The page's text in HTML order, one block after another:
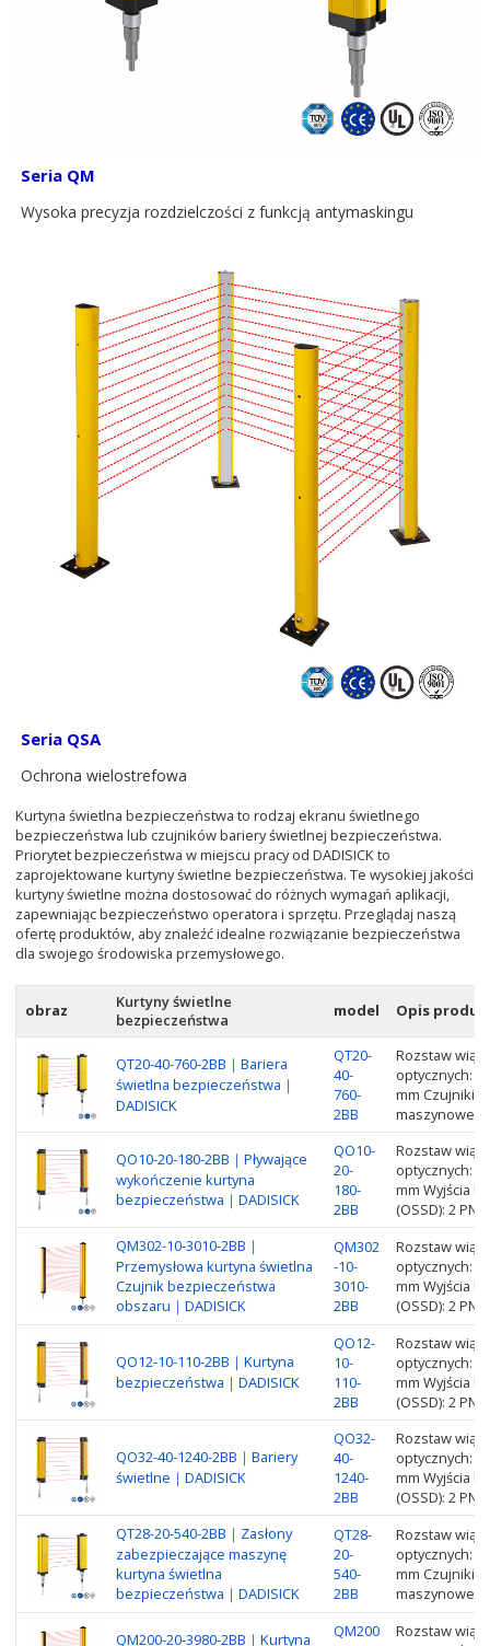
Seria QM
Wysoka precyzja rozdzielczości z funkcją antymaskingu
Seria QSA
Ochrona wielostrefowa
Kurtyna świetlna bezpieczeństwa to rodzaj ekranu świetlnego
bezpieczeństwa lub czujników bariery świetlnej bezpieczeństwa.
Priorytet bezpieczeństwa w miejscu pracy od DADISICK to
zaprojektowane kurtyny świetlne bezpieczeństwa. Te wysokiej jakości
kurtyny świetlne można dostosować do różnych wymagań aplikacji,
zapewniając bezpieczeństwo operatora i sprzętu. Przeglądaj naszą
ofertę produktów, aby znaleźć idealne rozwiązanie bezpieczeństwa
dla swojego środowiska przemysłowego.
obraz
Kurtyny świetlne
bezpieczeństwa
model Opis
QT20-40-760-2BB｜Bariera
świetlna bezpieczeństwa｜
DADISICK
QT20-
40-
760-
2BB
Rozstaw
optycznych:
mm Czujniki
maszynowego
QO10-20-180-2BB｜Pływające
wykończenie kurtyna
bezpieczeństwa｜DADISICK
QO10-
20-
180-
2BB
Rozstaw
optycznych:
mm Wyjścia
(OSSD): 2 PNP
QM302-10-3010-2BB｜
Przemysłowa kurtyna świetlna
Czujnik bezpieczeństwa
obszaru｜DADISICK
QM302
-10-
3010-
2BB
Rozstaw
optycznych:
mm Wyjścia
(OSSD): 2 PNP
QO12-10-110-2BB｜Kurtyna
bezpieczeństwa｜DADISICK
QO12-
10-
110-
2BB
Rozstaw
optycznych:
mm Wyjścia
(OSSD): 2 PNP
QO32-40-1240-2BB｜Bariery
świetlne｜DADISICK
QO32-
40-
1240-
2BB
Rozstaw
optycznych:
mm Wyjścia
(OSSD): 2 PNP
QT28-20-540-2BB｜Zasłony
zabezpieczające maszynę
kurtyna świetlna
bezpieczeństwa｜DADISICK
QT28-
20-
540-
2BB
Rozstaw
optycznych:
mm Czujniki
maszynowego
QM200-20-3980-2BB｜Kurtyna
QM200
Rozstaw